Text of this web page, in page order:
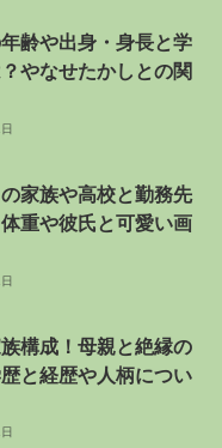
齢や出身・身長と学
やなせたかしとの関
家族や高校と勤務先
重や彼氏と可愛い画
構成！母親と絶縁の
と経歴や人柄につい